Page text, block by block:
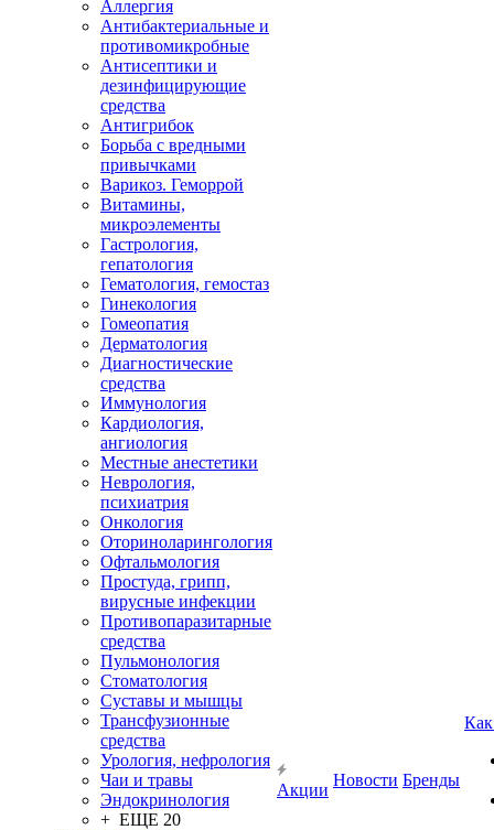
Аллергия
Антибактериальные и
противомикробные
Антисептики и
дезинфицирующие
средства
Антигрибок
Борьба с вредными
привычками
Варикоз. Геморрой
Витамины,
микроэлементы
Гастрология,
гепатология
Гематология, гемостаз
Гинекология
Гомеопатия
Дерматология
Диагностические
средства
Иммунология
Кардиология,
ангиология
Местные анестетики
Неврология,
психиатрия
Онкология
Оториноларингология
Офтальмология
Простуда, грипп,
вирусные инфекции
Противопаразитарные
средства
Пульмонология
Стоматология
Суставы и мышцы
Трансфузионные
средства
Урология, нефрология
Чаи и травы
Эндокринология
+ ЕЩЕ 20
Акции
Новости Бренды